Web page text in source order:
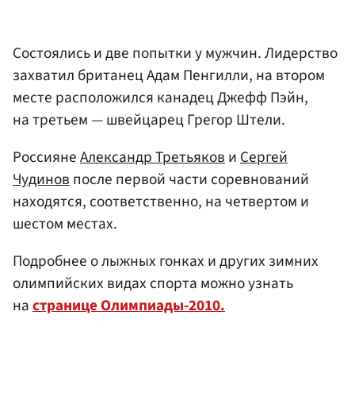
Состоялись и две попытки у мужчин. Лидерство
захватил британец Адам Пенгилли, на втором
месте расположился канадец Джефф Пэйн,
на третьем — швейцарец Грегор Штели.
РоссиянеАлександр ТретьяковиСергей
Чудиновпосле первой части соревнований
находятся, соответственно, на четвертом и
шестом местах.
Подробнее о лыжных гонках и других зимних
олимпийских видах спорта можно узнать
настранице Олимпиады-2010.